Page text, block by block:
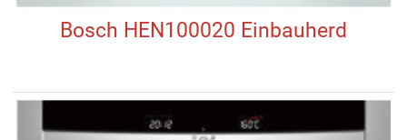
Bosch HEN100020 Einbauherd